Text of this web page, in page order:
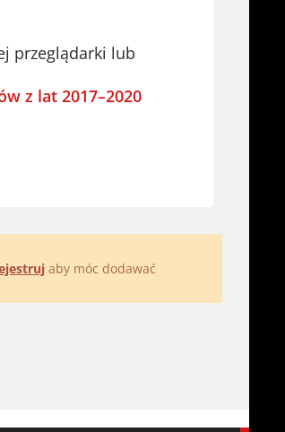
przeglądarki lub
z lat 2017–2020
aby móc dodawać